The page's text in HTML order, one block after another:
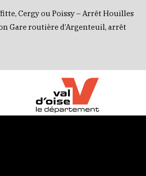
Cergy ou Poissy – Arrêt Houilles
Gare routière d’Argenteuil, arrêt